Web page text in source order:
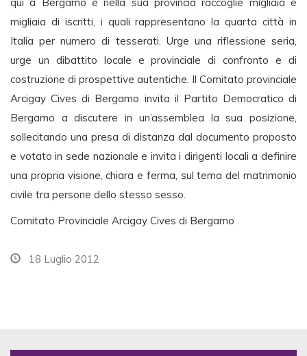
migliaia di iscritti, i quali rappresentano la quarta città in
Italia per numero di tesserati. Urge una riflessione seria,
urge un dibattito locale e provinciale di confronto e di
costruzione di prospettive autentiche. Il Comitato provinciale
Arcigay Cives di Bergamo invita il Partito Democratico di
Bergamo a discutere in un’assemblea la sua posizione,
sollecitando una presa di distanza dal documento proposto
e votato in sede nazionale e invita i dirigenti locali a definire
una propria visione, chiara e ferma, sul tema del matrimonio
civile tra persone dello stesso sesso.
Comitato Provinciale Arcigay Cives di Bergamo
18 Luglio 2012